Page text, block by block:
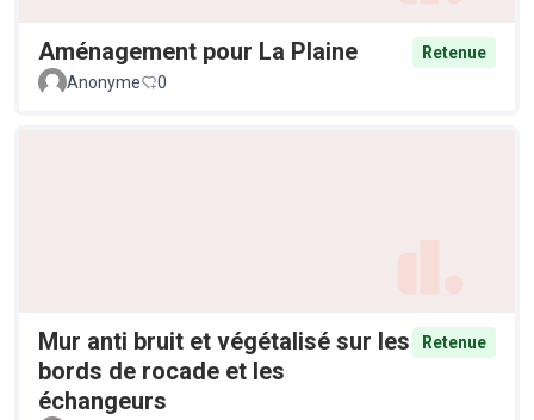
Aménagement pour La Plaine
Retenue
Anonyme
0
Mur anti bruit et végétalisé sur les
bords de rocade et les
échangeurs
Retenue